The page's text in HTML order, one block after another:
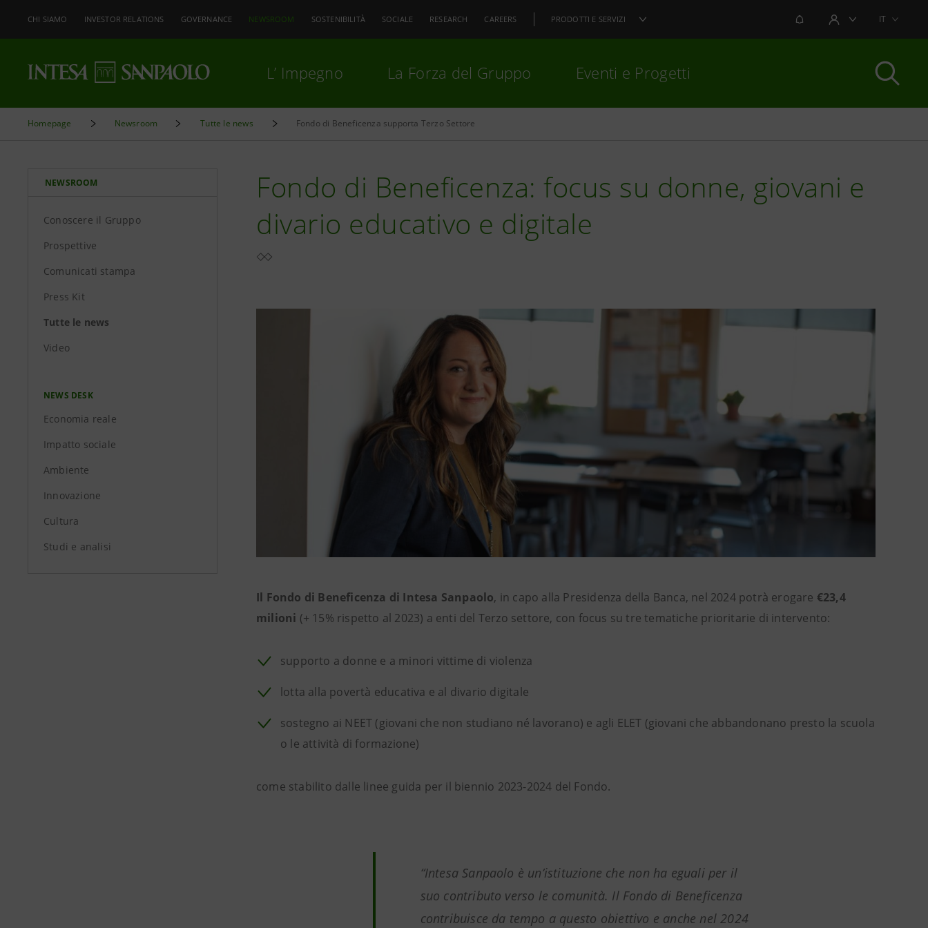
CHI SIAMO INVESTOR RELATIONS GOVERNANCE NEWSROOM SOSTENIBILITÀ SOCIALE RESEARCH CAREERS PRODOTTI E SERVIZI NOTIFICHEAREA UTENTEIT
L’ Impegno La Forza del Gruppo Eventi e Progetti
Homepage Newsroom Tutte le news Fondo di Beneficenza supporta Terzo Settore
NEWSROOM
Conoscere il Gruppo
Prospettive
Comunicati stampa
Press Kit
Tutte le news
Video
NEWS DESK
Economia reale
Impatto sociale
Ambiente
Innovazione
Cultura
Studi e analisi
Fondo di Beneficenza: focus su donne, giovani e
divario educativo e digitale
Il Fondo di Beneficenza di Intesa Sanpaolo, in capo alla Presidenza della Banca, nel 2024 potrà erogare €23,4
milioni (+ 15% rispetto al 2023) a enti del Terzo settore, con focus su tre tematiche prioritarie di intervento:
supporto a donne e a minori vittime di violenza
lotta alla povertà educativa e al divario digitale
sostegno ai NEET (giovani che non studiano né lavorano) e agli ELET (giovani che abbandonano presto la scuola
o le attività di formazione)
come stabilito dalle linee guida per il biennio 2023-2024 del Fondo.
“Intesa Sanpaolo è un’istituzione che non ha eguali per il
suo contributo verso le comunità. Il Fondo di Beneficenza
contribuisce da tempo a questo obiettivo e anche nel 2024